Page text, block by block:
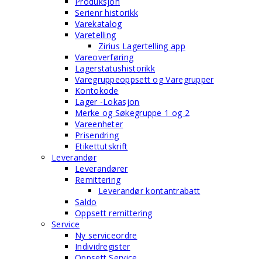
Serienr historikk
Varekatalog
Varetelling
Zirius Lagertelling app
Vareoverføring
Lagerstatushistorikk
Varegruppeoppsett og Varegrupper
Kontokode
Lager -Lokasjon
Merke og Søkegruppe 1 og 2
Vareenheter
Prisendring
Etikettutskrift
Leverandør
Leverandører
Remittering
Leverandør kontantrabatt
Saldo
Oppsett remittering
Service
Ny serviceordre
Individregister